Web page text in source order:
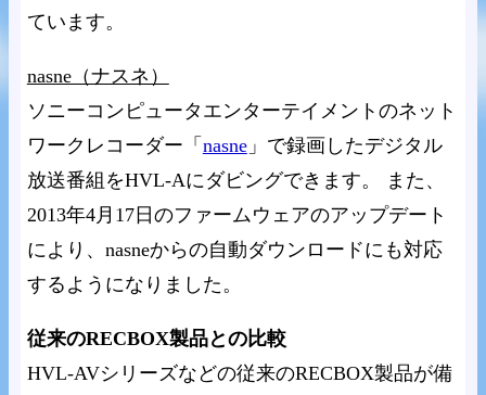
ています。
nasne（ナスネ）
ソニーコンピュータエンターテイメントのネット
ワークレコーダー「 nasne」で録画したデジタル
放送番組をHVL-Aにダビングできます。 また、
2013年4月17日のファームウェアのアップデート
により、nasneからの自動ダウンロードにも対応
するようになりました。
従来のRECBOX製品との比較
HVL-AVシリーズなどの従来のRECBOX製品が備